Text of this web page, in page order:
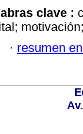
clave :
· resumen